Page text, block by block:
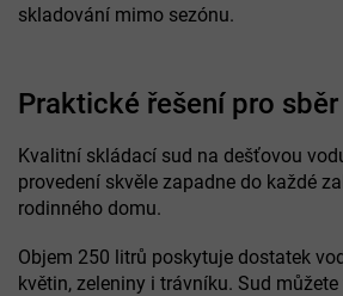
skladování mimo sezónu.
Praktické řešení pro
Kvalitní skládací sud na dešťovou
provedení skvěle zapadne do každé
rodinného domu.
Objem 250 litrů poskytuje dostatek
květin, zeleniny i trávníku. Sud